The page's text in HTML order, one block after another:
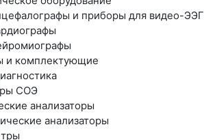
и приборы для видео-ЭЭГ
и комплектующие
СОЭ
анализаторы
анализаторы